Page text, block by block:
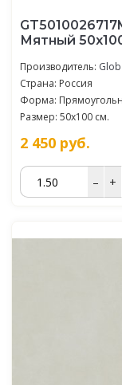
Мятный
Производитель:
Страна: Россия
Форма:
Размер: 50x100 см.
2 450 руб.
– +